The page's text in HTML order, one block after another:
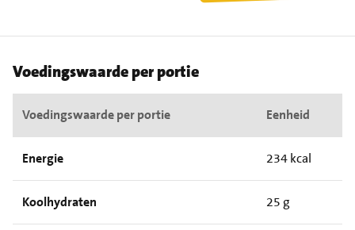
Voedingswaarde per portie
Voedingswaarde per portie Eenheid
Energie 234 kcal
Koolhydraten 25 g